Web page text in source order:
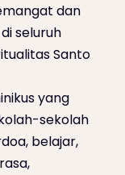
dan
seluruh
Santo
yang
sekolah
belajar,